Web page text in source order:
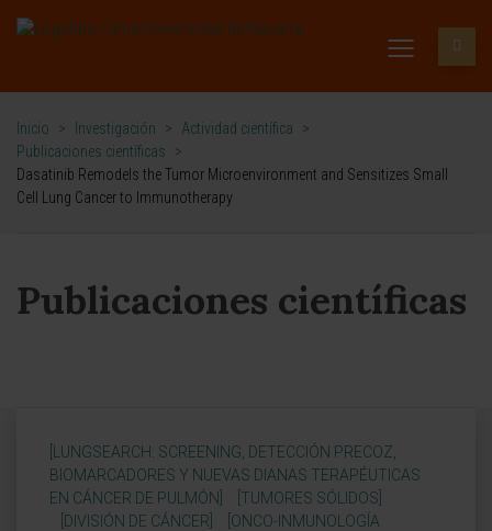
Inicio > Investigación > Actividad científica
>
Publicaciones científicas
>
Dasatinib Remodels the Tumor Microenvironment and Sensitizes Small
Cell Lung Cancer to Immunotherapy
Publicaciones científicas
[LUNGSEARCH: SCREENING, DETECCIÓN PRECOZ,
BIOMARCADORES Y NUEVAS DIANAS TERAPÉUTICAS
EN CÁNCER DE PULMÓN]
[TUMORES SÓLIDOS]
[DIVISIÓN DE CÁNCER]
[ONCO-INMUNOLOGÍA